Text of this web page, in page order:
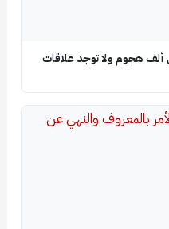
ألف هجوم ولا توجد علاقات